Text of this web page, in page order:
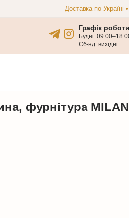
Доставка по Україні
Графік
Будні:
Сб-нд: вихідні
фурнітура